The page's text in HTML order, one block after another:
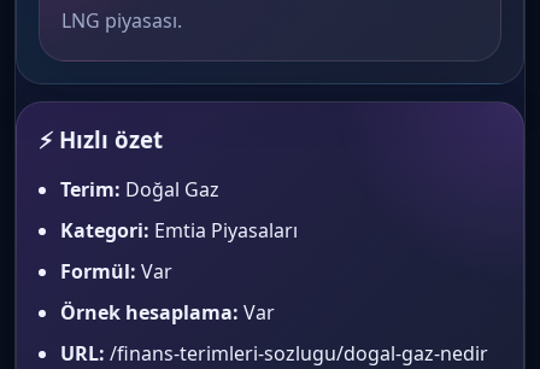
LNG piyasası.
⚡ Hızlı özet
Terim: Doğal Gaz
Kategori: Emtia Piyasaları
Formül: Var
Örnek hesaplama: Var
URL: /finans-terimleri-sozlugu/dogal-gaz-nedir